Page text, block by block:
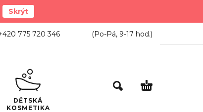
Skrýt
775 720 346 (Po-Pá, 9-17 hod.)
DĚTSKÁ
KOSMETIKA